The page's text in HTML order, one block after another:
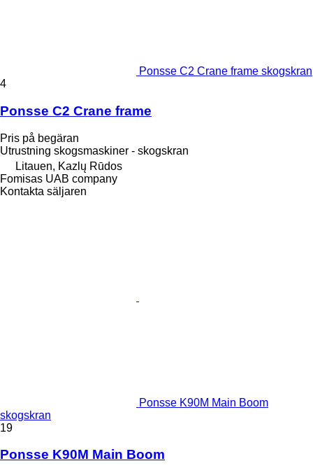
Ponsse C2 Crane frame skogskran
4
Ponsse C2 Crane frame
Pris på begäran
Utrustning skogsmaskiner - skogskran
Litauen, Kazlų Rūdos
Fomisas UAB company
Kontakta säljaren
Ponsse K90M Main Boom
skogskran
19
Ponsse K90M Main Boom